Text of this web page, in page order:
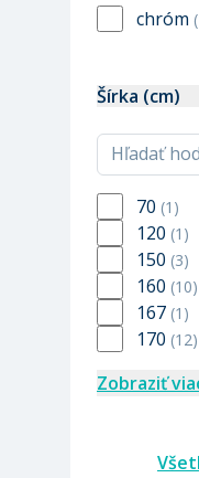
chróm (
Šírka (cm)
70 (1 )
120 (1 )
150 (3)
160 (10)
167 (1 )
170 (12)
Zobraziť